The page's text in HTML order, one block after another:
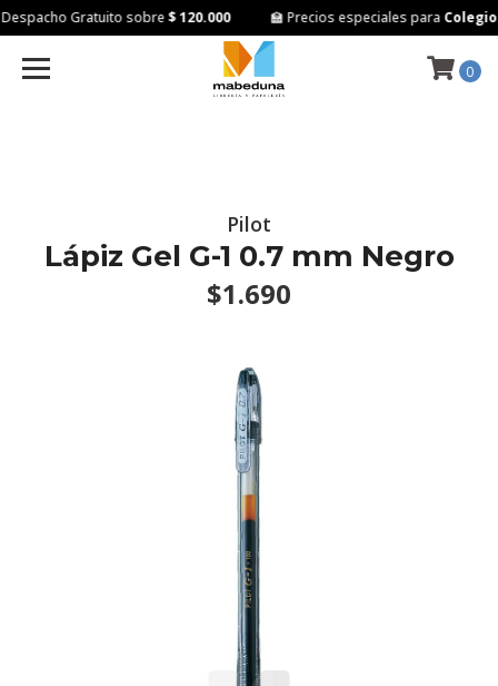
Gratuito sobre$ 120.000 🏫 Precios especiales para
0
Pilot
Lápiz Gel G-1 0.7 mm Negro
$1.690